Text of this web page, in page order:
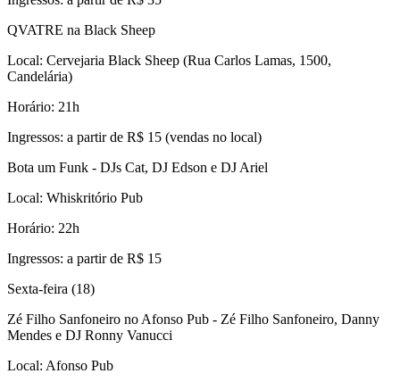
QVATRE na Black Sheep
Local: Cervejaria Black Sheep (Rua Carlos Lamas, 1500,
Candelária)
Horário: 21h
Ingressos: a partir de R$ 15 (vendas no local)
Bota um Funk - DJs Cat, DJ Edson e DJ Ariel
Local: Whiskritório Pub
Horário: 22h
Ingressos: a partir de R$ 15
Sexta-feira (18)
Zé Filho Sanfoneiro no Afonso Pub - Zé Filho Sanfoneiro, Danny
Mendes e DJ Ronny Vanucci
Local: Afonso Pub